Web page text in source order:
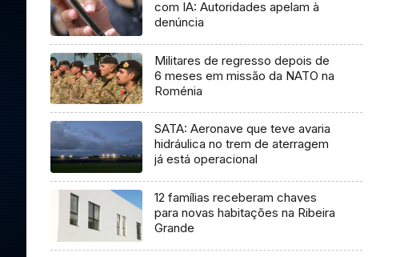
com IA: Autoridades apelam à
denúncia
Militares de regresso depois de
6 meses em missão da NATO na
Roménia
SATA: Aeronave que teve avaria
hidráulica no trem de aterragem
já está operacional
12 famílias receberam chaves
para novas habitações na Ribeira
Grande